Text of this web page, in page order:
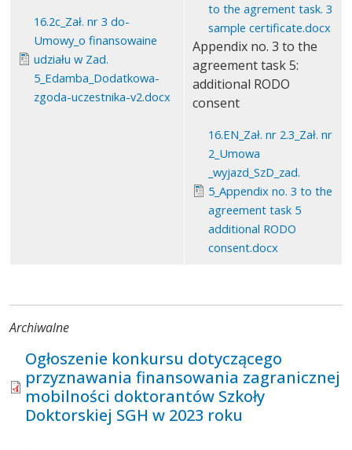
16.2c_Zał. nr 3 do-
Umowy_o finansowaine
udziału w Zad.
5_Edamba_Dodatkowa-
zgoda-uczestnika-v2.docx
to the agrement task. 3
sample certificate.docx
Appendix no. 3 to the
agreement task 5:
additional RODO
consent
16.EN_Zał. nr 2.3_Zał. nr
2_Umowa
_wyjazd_SzD_zad.
5_Appendix no. 3 to the
agreement task 5
additional RODO
consent.docx
Archiwalne
Ogłoszenie konkursu dotyczącego
przyznawania finansowania zagranicznej
mobilności doktorantów Szkoły
Doktorskiej SGH w 2023 roku